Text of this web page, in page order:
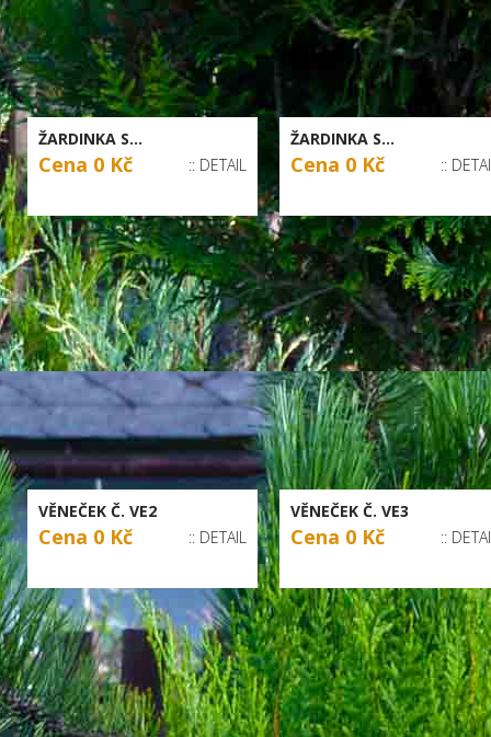
ŽARDINKA S...
Cena 0 Kč :: DETAIL
ŽARDINKA S...
Cena 0 Kč ::
VĚNEČEK Č. VE2
Cena 0 Kč :: DETAIL
VĚNEČEK Č. VE3
Cena 0 Kč ::